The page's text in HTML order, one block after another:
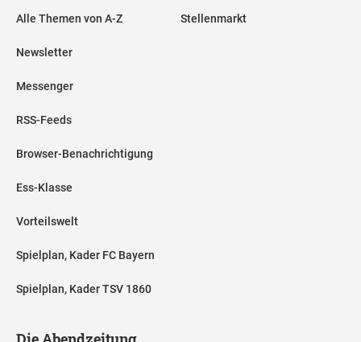
Alle Themen von A-Z
Newsletter
Messenger
RSS-Feeds
Browser-Benachrichtigung
Ess-Klasse
Vorteilswelt
Spielplan, Kader FC Bayern
Spielplan, Kader TSV 1860
Stellenmarkt